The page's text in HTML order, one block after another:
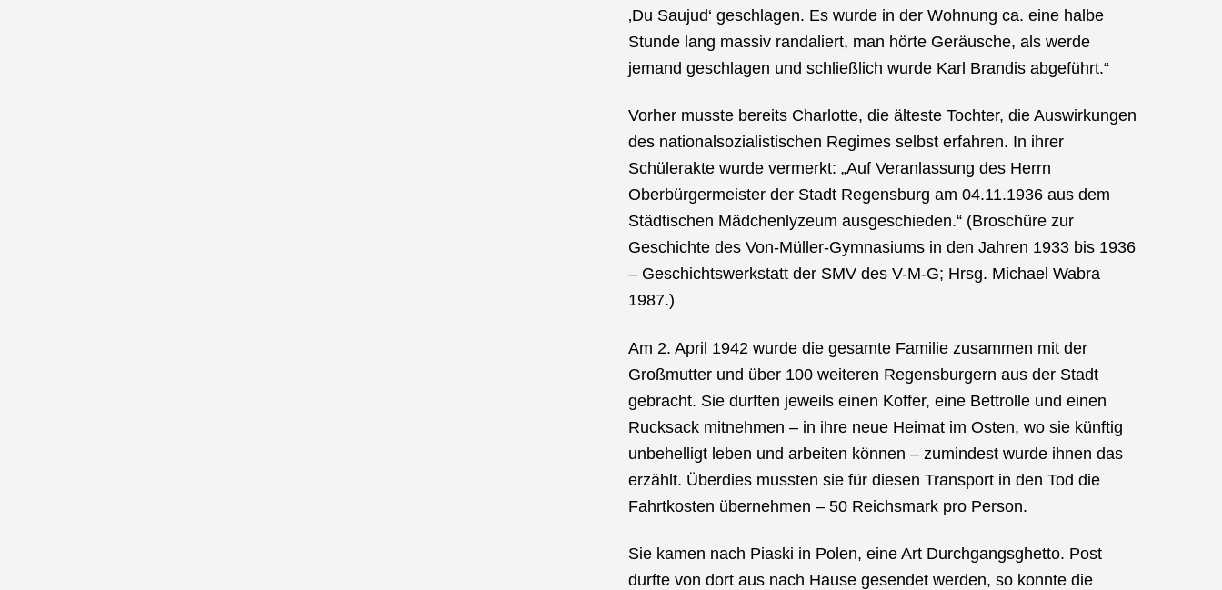
‚Du Saujud‘ geschlagen. Es wurde in der Wohnung ca. eine halbe
Stunde lang massiv randaliert, man hörte Geräusche, als werde
jemand geschlagen und schließlich wurde Karl Brandis abgeführt.“
Vorher musste bereits Charlotte, die älteste Tochter, die Auswirkungen
des nationalsozialistischen Regimes selbst erfahren. In ihrer
Schülerakte wurde vermerkt: „Auf Veranlassung des Herrn
Oberbürgermeister der Stadt Regensburg am 04.11.1936 aus dem
Städtischen Mädchenlyzeum ausgeschieden.“ (Broschüre zur
Geschichte des Von-Müller-Gymnasiums in den Jahren 1933 bis 1936
– Geschichtswerkstatt der SMV des V-M-G; Hrsg. Michael Wabra
1987.)
Am 2. April 1942 wurde die gesamte Familie zusammen mit der
Großmutter und über 100 weiteren Regensburgern aus der Stadt
gebracht. Sie durften jeweils einen Koffer, eine Bettrolle und einen
Rucksack mitnehmen – in ihre neue Heimat im Osten, wo sie künftig
unbehelligt leben und arbeiten können – zumindest wurde ihnen das
erzählt. Überdies mussten sie für diesen Transport in den Tod die
Fahrtkosten übernehmen – 50 Reichsmark pro Person.
Sie kamen nach Piaski in Polen, eine Art Durchgangsghetto. Post
durfte von dort aus nach Hause gesendet werden, so konnte die